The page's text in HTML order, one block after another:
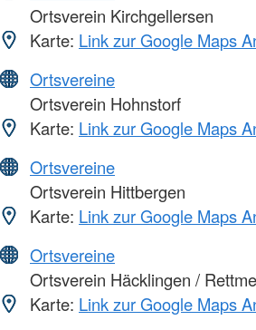
Ortsverein Kirchgellersen
Karte: Link zur Google Maps
Ortsvereine
Ortsverein Hohnstorf
Karte: Link zur Google Maps
Ortsvereine
Ortsverein Hittbergen
Karte: Link zur Google Maps
Ortsvereine
Ortsverein Häcklingen /
Karte: Link zur Google Maps